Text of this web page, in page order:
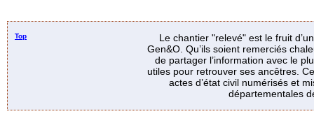
Top
Le chantier "relevé" est le fruit
Gen&O. Qu’ils soient remerciés
de partager l’information avec le
utiles pour retrouver ses ancêtres.
actes d’état civil numérisés et
départementales